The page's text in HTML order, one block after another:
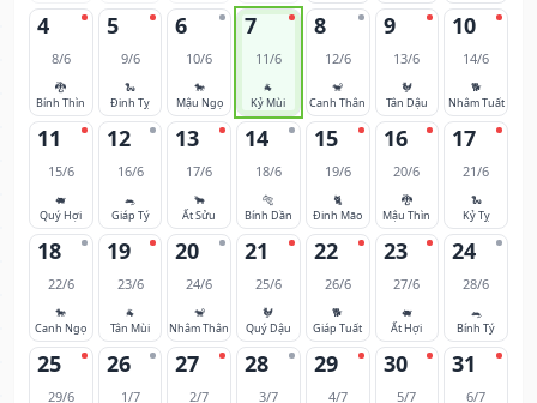
4
8/6
🐉
Bính Thìn
5
9/6
🐍
Đinh Tỵ
6
10/6
🐎
Mậu Ngọ
7
11/6
🐐
Kỷ Mùi
8
12/6
🐒
Canh Thân
9
13/6
🐓
Tân Dậu
10
14/6
🐕
Nhâm Tuất
11
15/6
🐖
Quý Hợi
12
16/6
🐀
Giáp Tý
13
17/6
🐂
Ất Sửu
14
18/6
🐅
Bính Dần
15
19/6
🐈
Đinh Mão
16
20/6
🐉
Mậu Thìn
17
21/6
🐍
Kỷ Tỵ
18
22/6
🐎
Canh Ngọ
19
23/6
🐐
Tân Mùi
20
24/6
🐒
Nhâm Thân
21
25/6
🐓
Quý Dậu
22
26/6
🐕
Giáp Tuất
23
27/6
🐖
Ất Hợi
24
28/6
🐀
Bính Tý
25
29/6
26
1/7
27
2/7
28
3/7
29
4/7
30
5/7
31
6/7